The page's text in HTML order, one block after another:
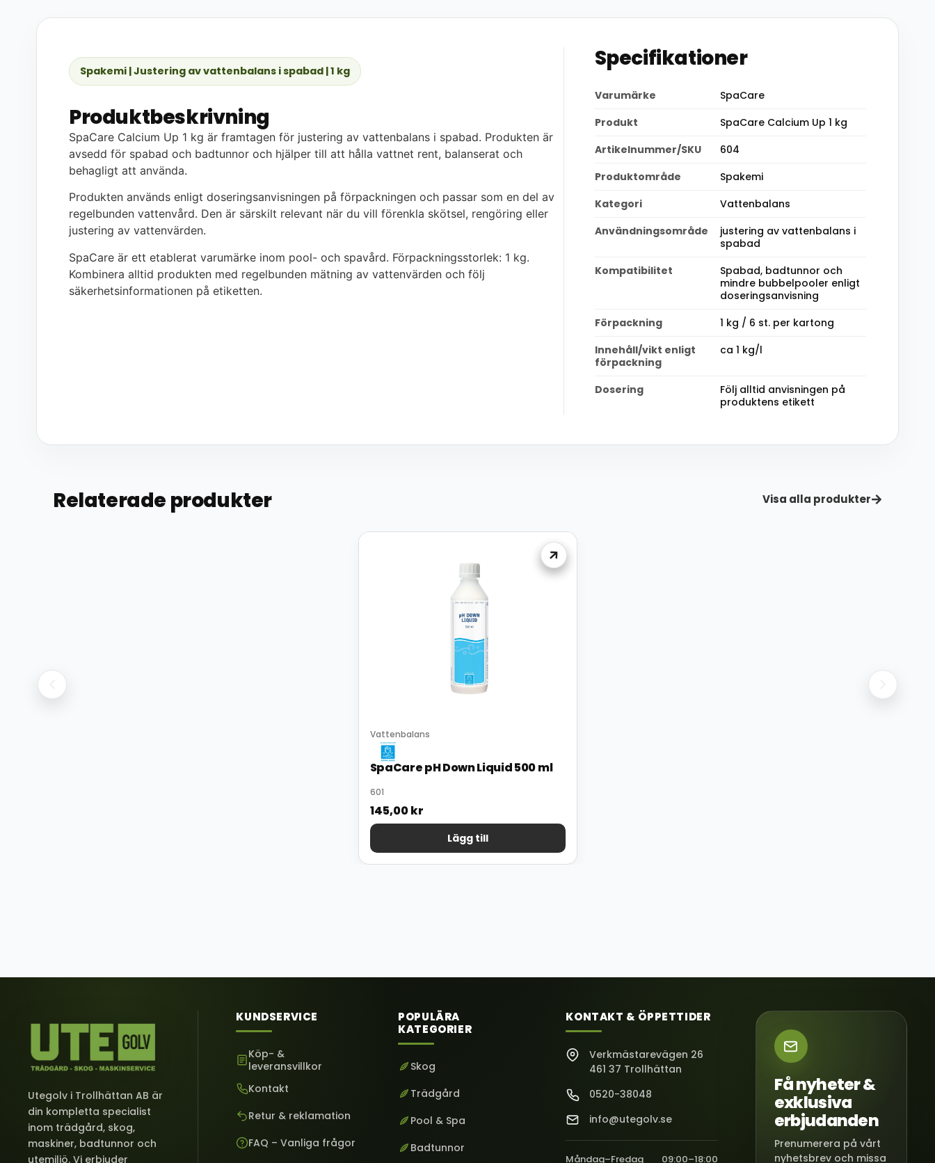
Spakemi | Justering av vattenbalans i spabad | 1 kg
Produktbeskrivning
SpaCare Calcium Up 1 kg är framtagen för justering av vattenbalans i spabad. Produkten är
avsedd för spabad och badtunnor och hjälper till att hålla vattnet rent, balanserat och
behagligt att använda.
Produkten används enligt doseringsanvisningen på förpackningen och passar som en del av
regelbunden vattenvård. Den är särskilt relevant när du vill förenkla skötsel, rengöring eller
justering av vattenvärden.
SpaCare är ett etablerat varumärke inom pool- och spavård. Förpackningsstorlek: 1 kg.
Kombinera alltid produkten med regelbunden mätning av vattenvärden och följ
säkerhetsinformationen på etiketten.
Specifikationer
Varumärke
SpaCare
Produkt
SpaCare Calcium Up 1 kg
Artikelnummer/SKU
604
Produktområde
Spakemi
Kategori
Vattenbalans
Användningsområde
justering av vattenbalans i
spabad
Kompatibilitet
Spabad, badtunnor och
mindre bubbelpooler enligt
doseringsanvisning
Förpackning
1 kg / 6 st. per kartong
Innehåll/vikt enligt
förpackning
ca 1 kg/l
Dosering
Följ alltid anvisningen på
produktens etikett
Relaterade produkter Visa alla produkter
Vattenbalans
SpaCare pH Down Liquid 500 ml
601
145,00kr
Lägg till
Utegolv i Trollhättan AB är
din kompletta specialist
inom trädgård, skog,
maskiner, badtunnor och
utemiljö. Vi erbjuder
KUNDSERVICE
Köp- &
leveransvillkor
Kontakt
Retur & reklamation
FAQ – Vanliga frågor
POPULÄRA
KATEGORIER
Skog
Trädgård
Pool & Spa
Badtunnor
KONTAKT & ÖPPETTIDER
Verkmästarevägen 26
461 37 Trollhättan
0520-38048
info@utegolv.se
Måndag–Fredag 09:00–18:00
Få nyheter &
exklusiva
erbjudanden
Prenumerera på vårt
nyhetsbrev och missa